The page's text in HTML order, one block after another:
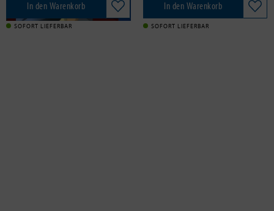
In den Warenkorb
SOFORT LIEFERBAR
In den Warenkorb
SOFORT LIEFERBAR